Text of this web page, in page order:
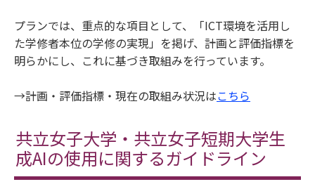
プランでは、重点的な項目として、「ICT環境を活用し
た学修者本位の学修の実現」を掲げ、計画と評価指標を
明らかにし、これに基づき取組みを行っています。
→計画・評価指標・現在の取組み状況はこちら
共立女子大学・共立女子短期大学生
成AIの使用に関するガイドライン